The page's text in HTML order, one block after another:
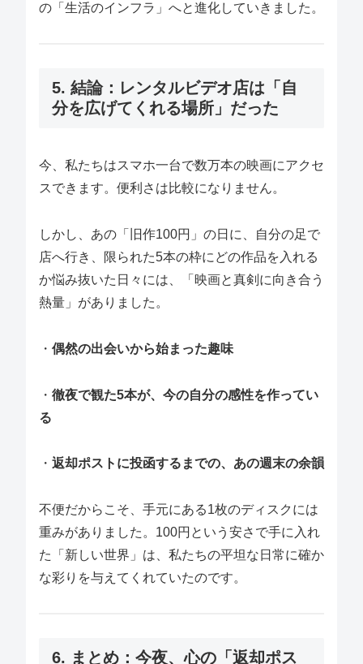
の「生活のインフラ」へと進化していきました。
5. 結論：レンタルビデオ店は「自
分を広げてくれる場所」だった
今、私たちはスマホ一台で数万本の映画にアクセ
スできます。便利さは比較になりません。
しかし、あの「旧作100円」の日に、自分の足で
店へ行き、限られた5本の枠にどの作品を入れる
か悩み抜いた日々には、「映画と真剣に向き合う
熱量」がありました。
・ 偶然の出会いから始まった趣味
・ 徹夜で観た5本が、今の自分の感性を作ってい
る
・ 返却ポストに投函するまでの、あの週末の余韻
不便だからこそ、手元にある1枚のディスクには
重みがありました。100円という安さで手に入れ
た「新しい世界」は、私たちの平坦な日常に確か
な彩りを与えてくれていたのです。
6. まとめ：今夜、心の「返却ポス